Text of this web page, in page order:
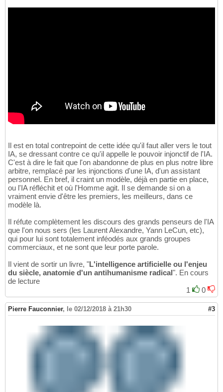
Il est en total contrepoint de cette idée qu'il faut aller vers le tout
IA, se dressant contre ce qu'il appelle le pouvoir injonctif de l'IA.
C'est à dire le fait que l'on abandonne de plus en plus notre libre
arbitre, remplacé par les injonctions d'une IA, d'un assistant
personnel. En bref, il craint un modèle, déjà en partie en place,
ou l'IA réfléchit et où l'Homme agit. Il se demande si on a
vraiment envie d'être les premiers, les meilleurs, dans ce
modèle là.
Il réfute complètement les discours des grands penseurs de l'IA
que l'on nous sers (les Laurent Alexandre, Yann LeCun, etc),
qui pour lui sont totalement inféodés aux grands groupes
commerciaux, et ne sont que leur porte parole.
Il vient de sortir un livre, "L'intelligence artificielle ou l'enjeu
du siècle, anatomie d'un antihumanisme radical". En cours
de lecture
1
0
Pierre Fauconnier, le 02/12/2018 à 21h30 #3